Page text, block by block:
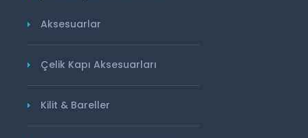
Aksesuarlar
Çelik Kapı Aksesuarları
Kilit & Bareller